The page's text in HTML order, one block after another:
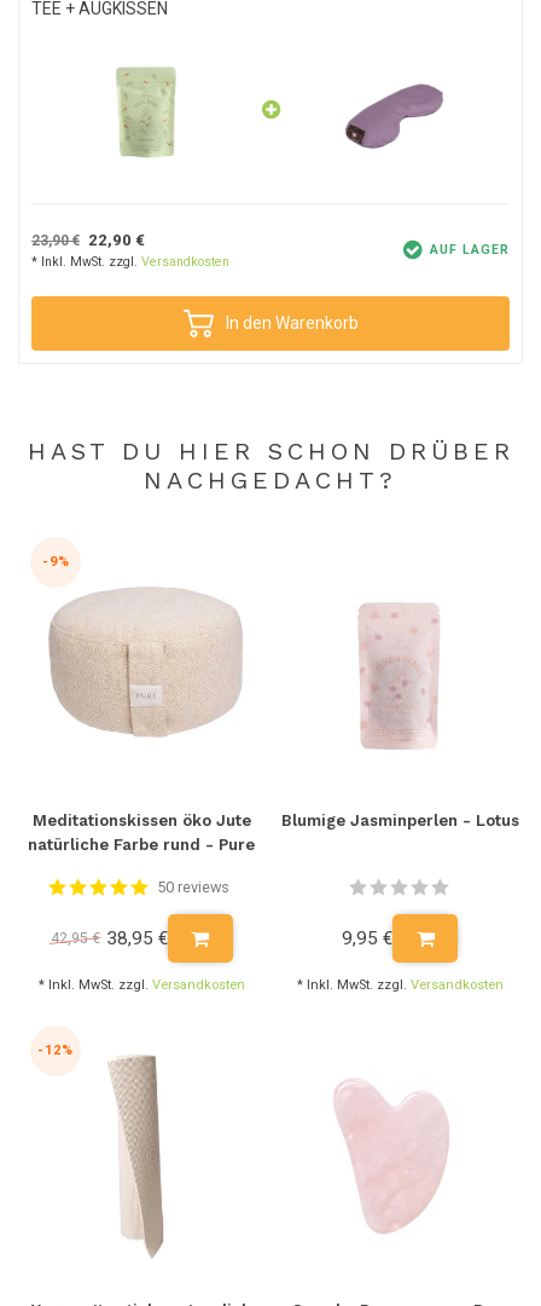
TEE + AUGKISSEN
23,90 € 22,90 €
* Inkl. MwSt. zzgl. Versandkosten
AUF LAGER
In den Warenkorb
HAST DU HIER SCHON DRÜBER
NACHGEDACHT?
-9%
Meditationskissen öko Jute
natürliche Farbe rund - Pure
50 reviews
42,95 € 38,95 €
* Inkl. MwSt. zzgl. Versandkosten
Blumige Jasminperlen - Lotus
9,95 €
* Inkl. MwSt. zzgl. Versandkosten
-12%